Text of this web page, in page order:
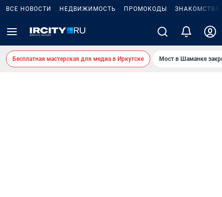
ВСЕ НОВОСТИ НЕДВИЖИМОСТЬ ПРОМОКОДЫ ЗНАКОМСТВА
Бесплатная мастерская для медиа в Иркутске Мост в Шаманке